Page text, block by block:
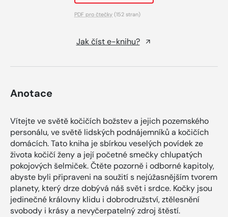
PDF pro čtečky (152 stran)
Jak číst e-knihu?
Anotace
Vítejte ve světě kočičích božstev a jejich pozemského
personálu, ve světě lidských podnájemníků a kočičích
domácích. Tato kniha je sbírkou veselých povídek ze
života kočičí ženy a její početné smečky chlupatých
pokojových šelmiček. Čtěte pozorně i odborné kapitoly,
abyste byli připraveni na soužití s nejúžasnějším tvorem
planety, který drze dobývá náš svět i srdce. Kočky jsou
jedinečné královny klidu i dobrodružství, ztělesnění
svobody i krásy a nevyčerpatelný zdroj štěstí.